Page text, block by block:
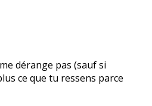
dérange pas (sauf si
ce que tu ressens parce